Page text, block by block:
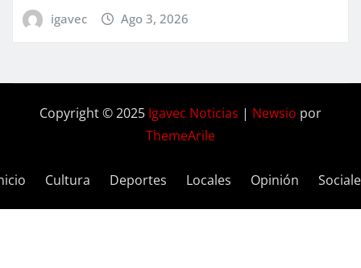
igavec Ago 3, 2026
Copyright © 2025 Igavec Noticias | Newsio por
ThemeArile
Cultura Deportes Locales Opinión